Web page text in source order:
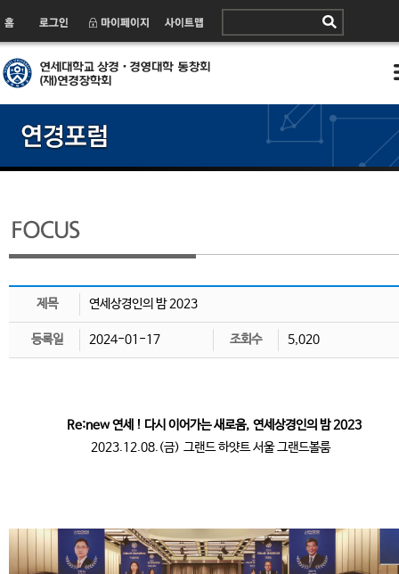
제목 연세상경인의 밤 2023
등록일 2024-01-17 조회수 5,020
Re:new 연세 ! 다시 이어가는 새로움, 연세상경인의 밤 2023
2023.12.08.(금) 그랜드 하얏트 서울 그랜드볼룸